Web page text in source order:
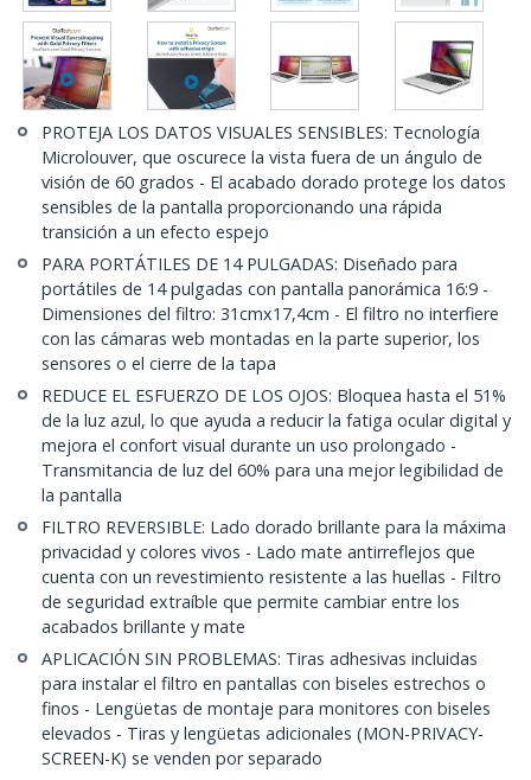
PROTEJA LOS DATOS VISUALES SENSIBLES: Tecnología
Microlouver, que oscurece la vista fuera de un ángulo de
visión de 60 grados - El acabado dorado protege los datos
sensibles de la pantalla proporcionando una rápida
transición a un efecto espejo
PARA PORTÁTILES DE 14 PULGADAS: Diseñado para
portátiles de 14 pulgadas con pantalla panorámica 16:9 -
Dimensiones del filtro: 31cmx17,4cm - El filtro no interfiere
con las cámaras web montadas en la parte superior, los
sensores o el cierre de la tapa
REDUCE EL ESFUERZO DE LOS OJOS: Bloquea hasta el 51%
de la luz azul, lo que ayuda a reducir la fatiga ocular digital y
mejora el confort visual durante un uso prolongado -
Transmitancia de luz del 60% para una mejor legibilidad de
la pantalla
FILTRO REVERSIBLE: Lado dorado brillante para la máxima
privacidad y colores vivos - Lado mate antirreflejos que
cuenta con un revestimiento resistente a las huellas - Filtro
de seguridad extraíble que permite cambiar entre los
acabados brillante y mate
APLICACIÓN SIN PROBLEMAS: Tiras adhesivas incluidas
para instalar el filtro en pantallas con biseles estrechos o
finos - Lengüetas de montaje para monitores con biseles
elevados - Tiras y lengüetas adicionales (MON-PRIVACY-
SCREEN-K) se venden por separado